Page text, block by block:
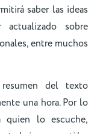
saber las ideas
sobre
entre muchos
resumen del texto
una hora. Por lo
quien lo escuche,